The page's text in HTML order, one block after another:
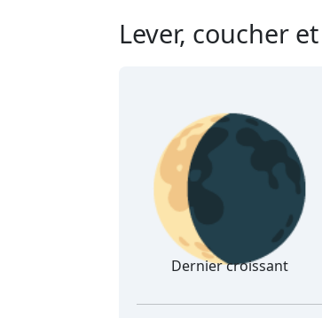
Lever, coucher
🌘
Dernier croissant